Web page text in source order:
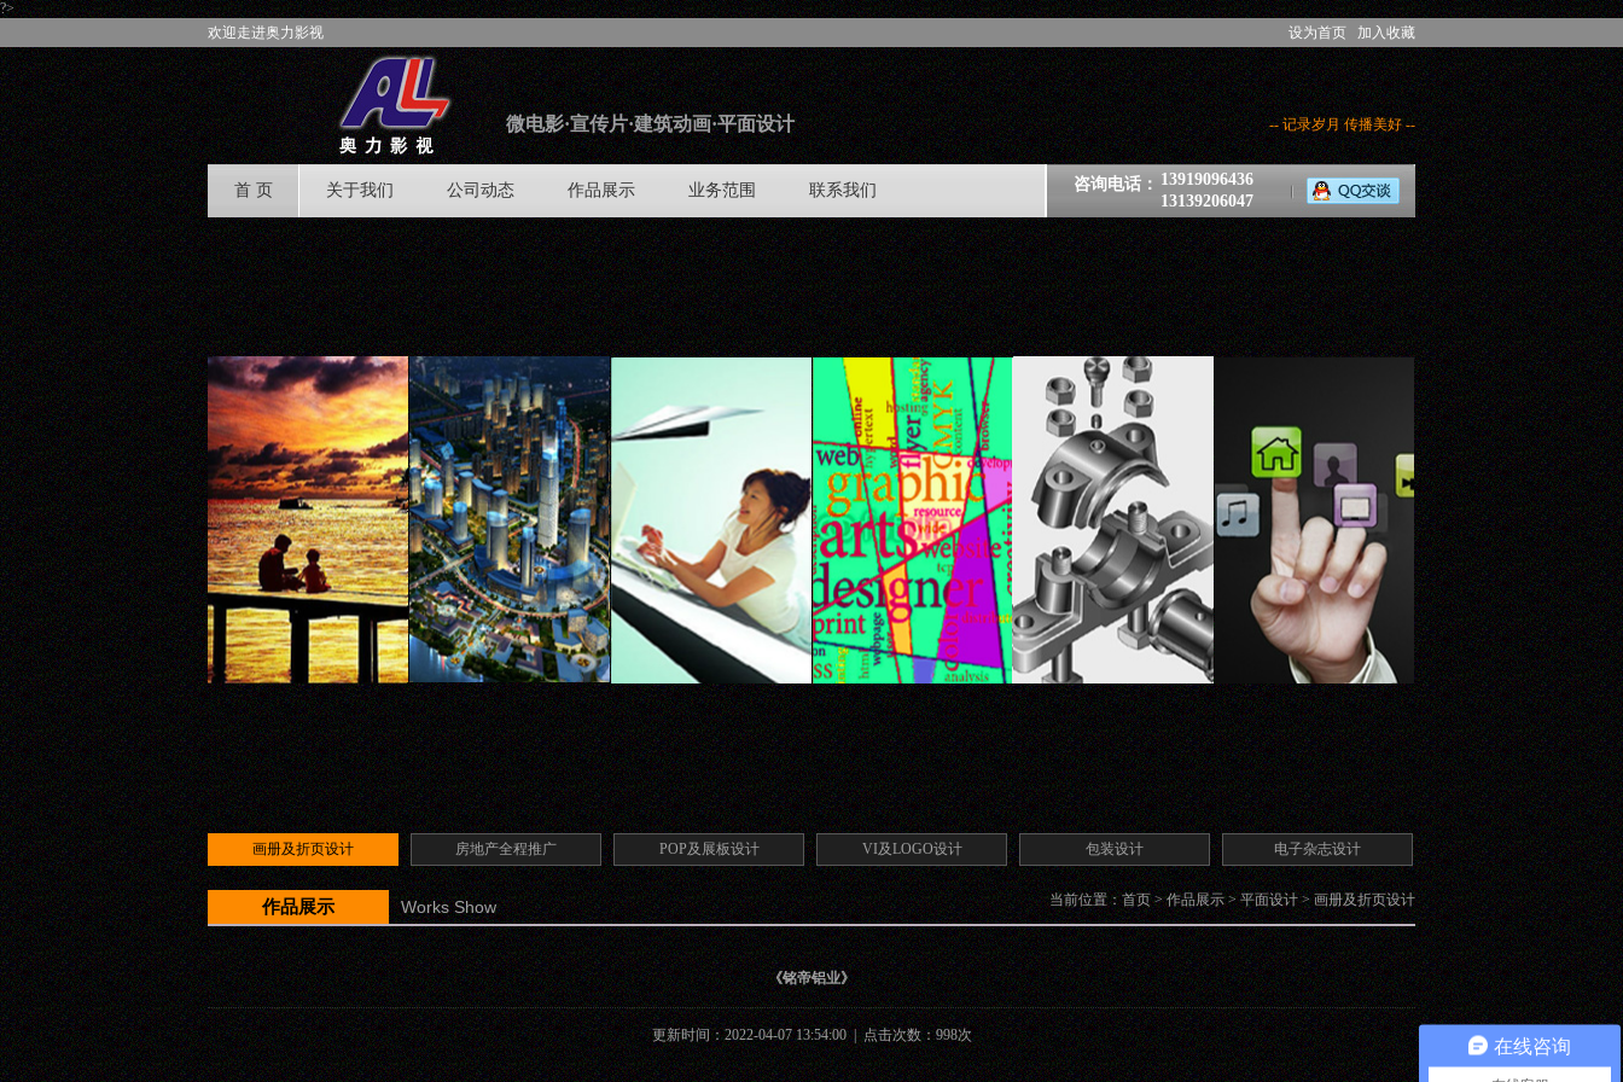
?>
欢迎走进奥力影视
设为首页 加入收藏
微电影·宣传片·建筑动画·平面设计 -- 记录岁月 传播美好 --
首 页 关于我们 公司动态 作品展示 业务范围 联系我们 咨询电话： 13919096436
13139206047
画册及折页设计 房地产全程推广 POP及展板设计 VI及LOGO设计 包装设计 电子杂志设计
当前位置：首页>作品展示>平面设计>画册及折页设计
作品展示 Works Show
《铭帝铝业》
更新时间：2022-04-07 13:54:00 | 点击次数：998次 在线咨询